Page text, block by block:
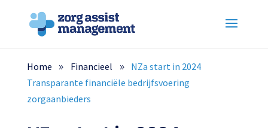
Home Financieel
NZa start in 2024
Transparante financiële bedrijfsvoering
zorgaanbieders